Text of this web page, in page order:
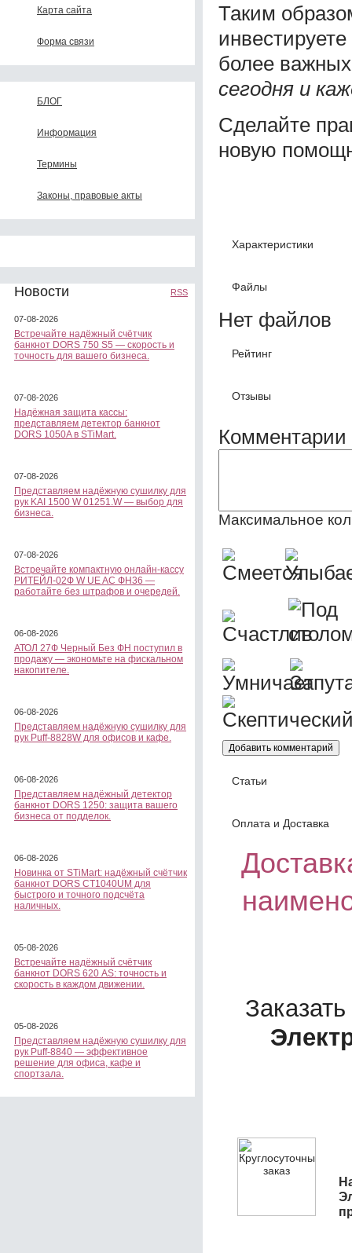
Карта сайта
Форма связи
БЛОГ
Информация
Термины
Законы, правовые акты
Новости RSS
07-08-2026
Встречайте надёжный счётчик
банкнот DORS 750 S5 — скорость и
точность для вашего бизнеса.
07-08-2026
Надёжная защита кассы:
представляем детектор банкнот
DORS 1050A в STiMart.
07-08-2026
Представляем надёжную сушилку для
рук KAI 1500 W 01251.W — выбор для
бизнеса.
07-08-2026
Встречайте компактную онлайн-кассу
РИТЕЙЛ-02Ф W UE AC ФН36 —
работайте без штрафов и очередей.
06-08-2026
АТОЛ 27Ф Черный Без ФН поступил в
продажу — экономьте на фискальном
накопителе.
06-08-2026
Представляем надёжную сушилку для
рук Puff-8828W для офисов и кафе.
06-08-2026
Представляем надёжный детектор
банкнот DORS 1250: защита вашего
бизнеса от подделок.
06-08-2026
Новинка от STiMart: надёжный счётчик
банкнот DORS CT1040UM для
быстрого и точного подсчёта
наличных.
05-08-2026
Встречайте надёжный счётчик
банкнот DORS 620 АS: точность и
скорость в каждом движении.
05-08-2026
Представляем надёжную сушилку для
рук Puff-8840 — эффективное
решение для офиса, кафе и
спортзала.
Таким
более
сегодня и
Сделайте
новую
Характеристики
Файлы
Нет файлов
Рейтинг
Отзывы
Комментарии
Максимальное
Статьи
Оплата и Доставка